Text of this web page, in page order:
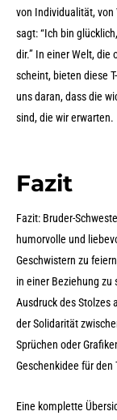
von Individualität,
sagt: “Ich bin
dir.” In einer Welt, die
scheint, bieten diese
uns daran, dass die
sind, die wir erwarten.
Fazit
Fazit: Bruder-
humorvolle und
Geschwistern zu
in einer Beziehung zu
Ausdruck des Stolzes
der Solidarität
Sprüchen oder
Geschenkidee für den
Eine komplette